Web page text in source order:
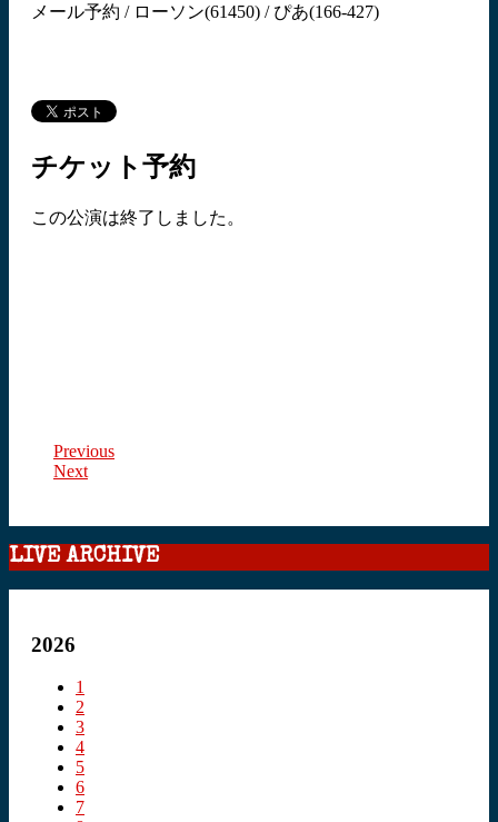
メール予約 / ローソン(61450) / ぴあ(166-427)
チケット予約
この公演は終了しました。
Previous
Next
LIVE ARCHIVE
2026
1
2
3
4
5
6
7